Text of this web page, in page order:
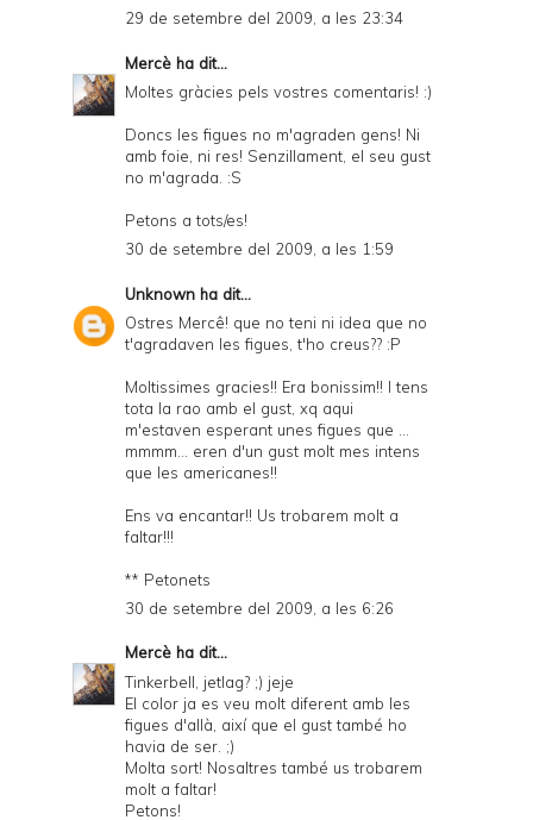
29 de setembre del 2009, a les 23:34
Mercè ha dit...
Moltes gràcies pels vostres comentaris! :)
Doncs les figues no m'agraden gens! Ni
amb foie, ni res! Senzillament, el seu gust
no m'agrada. :S
Petons a tots/es!
30 de setembre del 2009, a les 1:59
Unknown ha dit...
Ostres Mercê! que no teni ni idea que no
t'agradaven les figues, t'ho creus?? :P
Moltissimes gracies!! Era bonissim!! I tens
tota la rao amb el gust, xq aqui
m'estaven esperant unes figues que ...
mmmm... eren d'un gust molt mes intens
que les americanes!!
Ens va encantar!! Us trobarem molt a
faltar!!!
** Petonets
30 de setembre del 2009, a les 6:26
Mercè ha dit...
Tinkerbell, jetlag? ;) jeje
El color ja es veu molt diferent amb les
figues d'allà, així que el gust també ho
havia de ser. ;)
Molta sort! Nosaltres també us trobarem
molt a faltar!
Petons!